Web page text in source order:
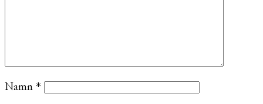
Namn *